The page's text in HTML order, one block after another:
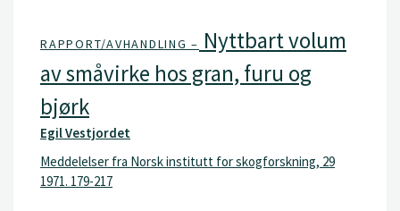
RAPPORT/AVHANDLING – Nyttbart volum
av småvirke hos gran, furu og
bjørk
Egil Vestjordet
Meddelelser fra Norsk institutt for skogforskning, 29
1971. 179-217